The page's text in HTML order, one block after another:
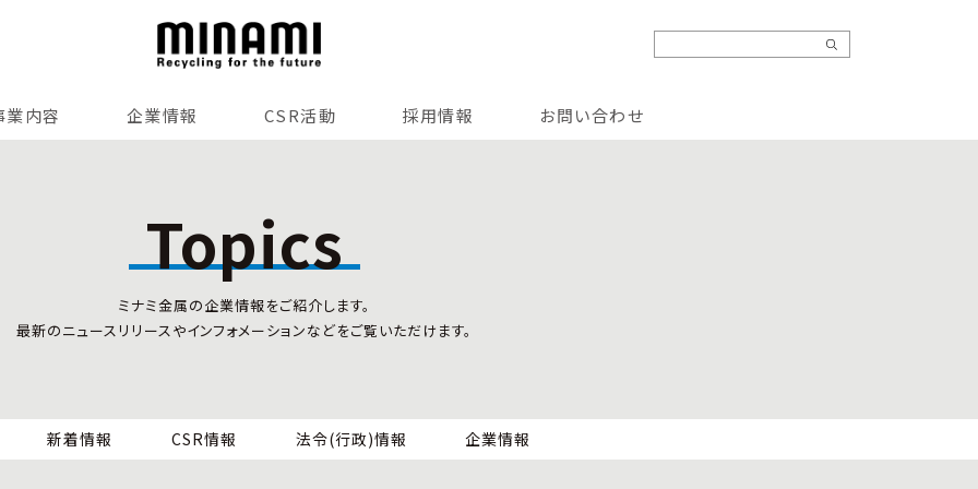
業内容 企業情報 CSR活動 採用情報 お問い合わせ
Topics
ミナミ金属の企業情報をご紹介します。
最新のニュースリリースやインフォメーションなどをご覧いただけます。
新着情報 CSR情報 法令(行政)情報 企業情報